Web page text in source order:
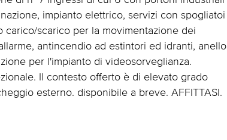
impianto elettrico, servizi con spogliatoi
carico/scarico per la movimentazione dei
antincendio ad estintori ed idranti, anello
per l'impianto di videosorveglianza.
Il contesto offerto è di elevato grado
esterno. disponibile a breve. AFFITTASI.